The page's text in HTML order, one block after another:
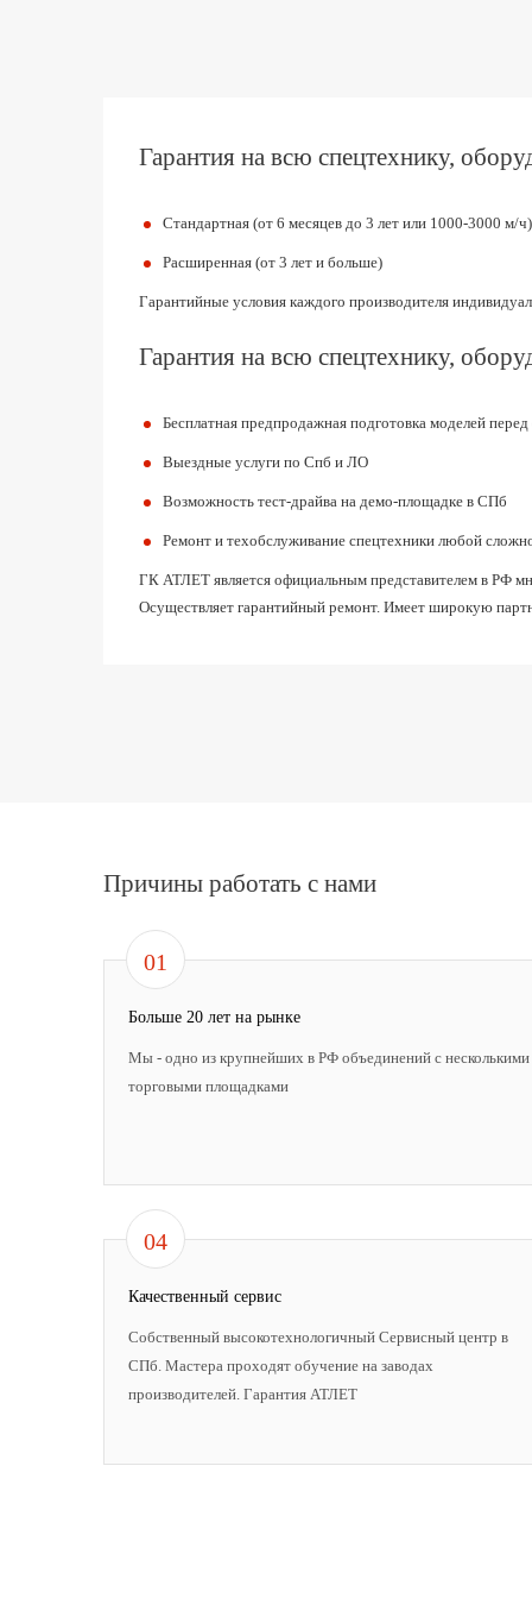
Гарантия на всю спецтехнику,
Стандартная (от 6 месяцев до 3 лет или 1000-3000 м/ч)
Расширенная (от 3 лет и больше)
Гарантийные условия каждого производителя
Гарантия на всю спецтехнику,
Бесплатная предпродажная подготовка моделей перед
Выездные услуги по Спб и ЛО
Возможность тест-драйва на демо-площадке в СПб
Ремонт и техобслуживание спецтехники любой
ГК АТЛЕТ является официальным представителем в РФ
Осуществляет гарантийный ремонт. Имеет широкую
Причины работать с нами
01
Больше 20 лет на рынке
Мы - одно из крупнейших в РФ объединений с несколькими
торговыми площадками
04
Качественный сервис
Собственный высокотехнологичный Сервисный центр в
СПб. Мастера проходят обучение на заводах
производителей. Гарантия АТЛЕТ